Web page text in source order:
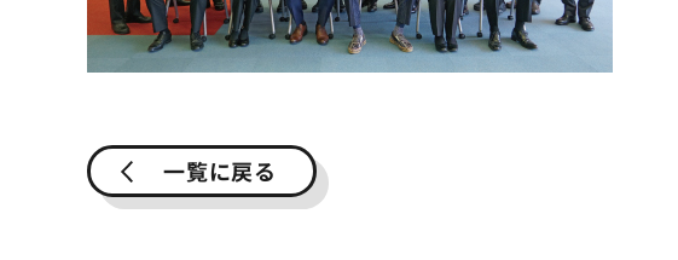
一覧に戻る